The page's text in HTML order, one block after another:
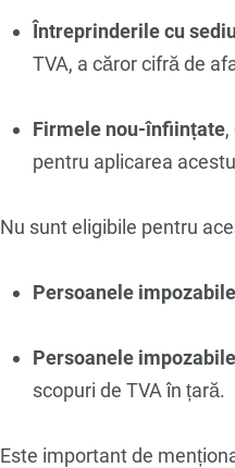
Întreprinderile cu
TVA, a căror cifră de
Firmele nou-înființate
pentru aplicarea
Nu sunt eligibile pentru
Persoanele
Persoanele
scopuri de TVA în țară.
Este important de